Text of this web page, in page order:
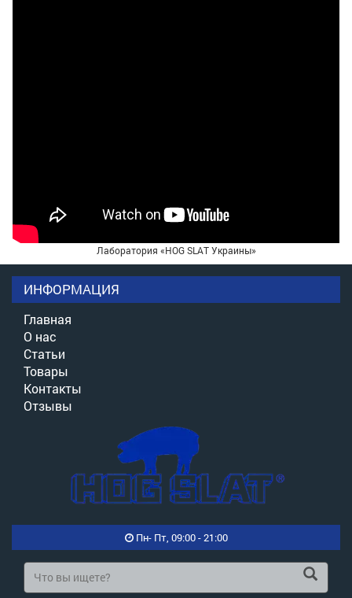
Лаборатория «HOG SLAT Украины»
ИНФОРМАЦИЯ
Главная
О нас
Статьи
Товары
Контакты
Отзывы
Пн- Пт, 09:00 - 21:00